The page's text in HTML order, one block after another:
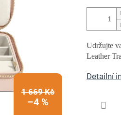
1 669 Kč
–4 %
Udržujte
Leather
Detailní